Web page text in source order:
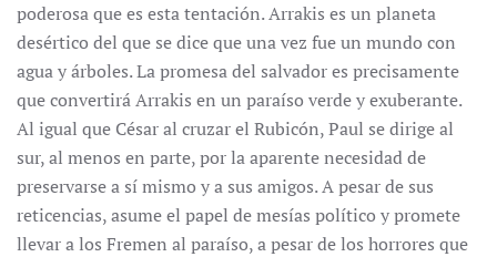
poderosa que es esta tentación. Arrakis es un planeta
desértico del que se dice que una vez fue un mundo con
agua y árboles. La promesa del salvador es precisamente
que convertirá Arrakis en un paraíso verde y exuberante.
Al igual que César al cruzar el Rubicón, Paul se dirige al
sur, al menos en parte, por la aparente necesidad de
preservarse a sí mismo y a sus amigos. A pesar de sus
reticencias, asume el papel de mesías político y promete
llevar a los Fremen al paraíso, a pesar de los horrores que